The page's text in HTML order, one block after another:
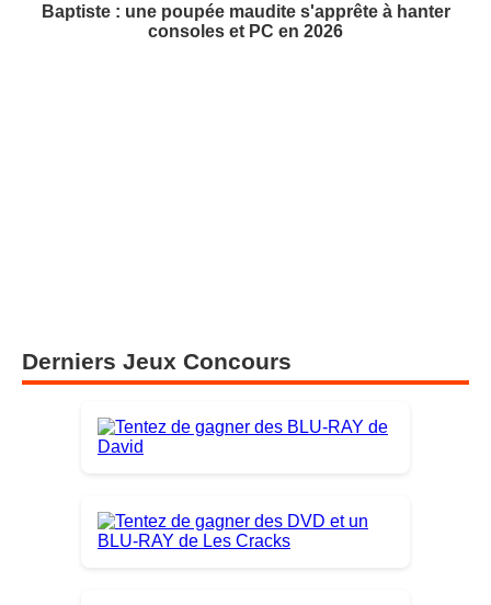
Baptiste : une poupée maudite s'apprête à hanter
consoles et PC en 2026
Derniers Jeux Concours